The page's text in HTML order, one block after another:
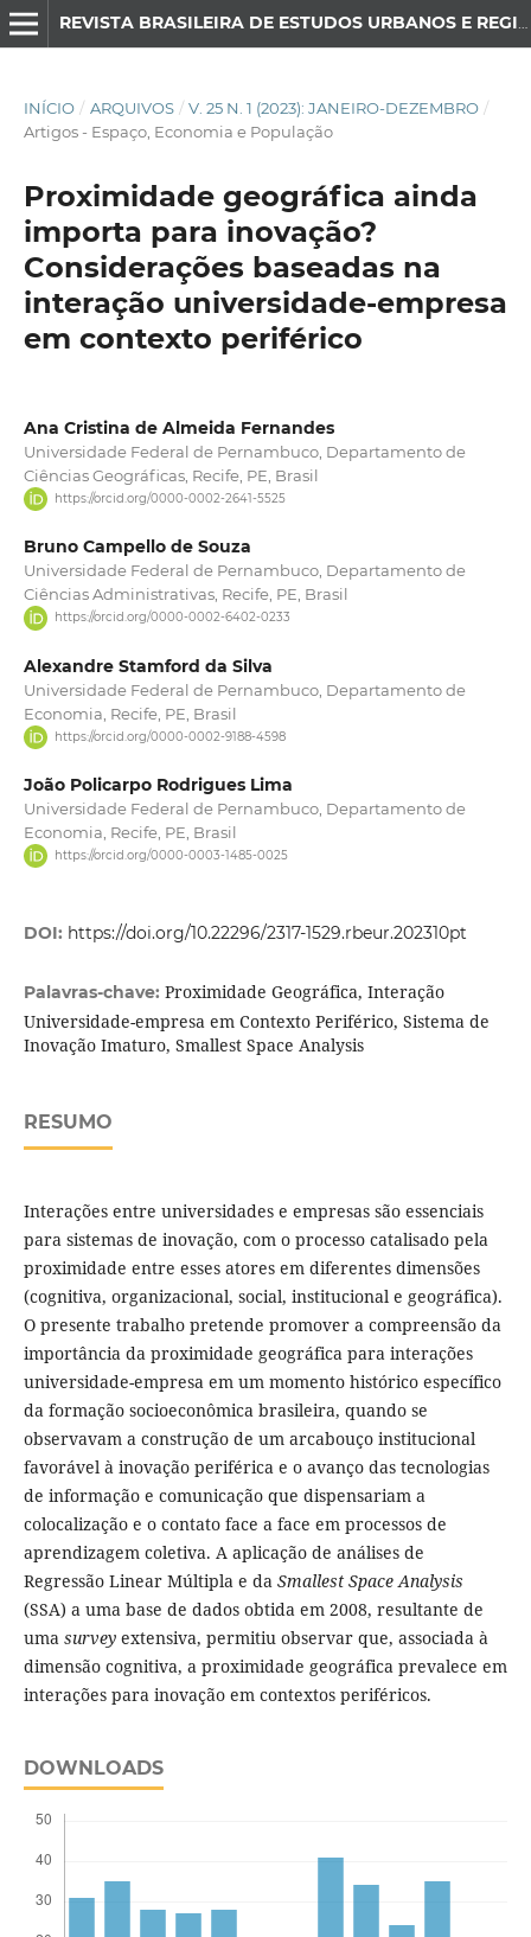
INÍCIO / ARQUIVOS / V. 25 N. 1 (2023): JANEIRO-DEZEMBRO /
Artigos - Espaço, Economia e População
Proximidade geográfica ainda
importa para inovação?
Considerações baseadas na
interação universidade-empresa
em contexto periférico
Ana Cristina de Almeida Fernandes
Universidade Federal de Pernambuco, Departamento de
Ciências Geográficas, Recife, PE, Brasil
https://orcid.org/0000-0002-2641-5525
Bruno Campello de Souza
Universidade Federal de Pernambuco, Departamento de
Ciências Administrativas, Recife, PE, Brasil
https://orcid.org/0000-0002-6402-0233
Alexandre Stamford da Silva
Universidade Federal de Pernambuco, Departamento de
Economia, Recife, PE, Brasil
https://orcid.org/0000-0002-9188-4598
João Policarpo Rodrigues Lima
Universidade Federal de Pernambuco, Departamento de
Economia, Recife, PE, Brasil
https://orcid.org/0000-0003-1485-0025
DOI: https://doi.org/10.22296/2317-1529.rbeur.202310pt
Palavras-chave: Proximidade Geográfica, Interação
Universidade-empresa em Contexto Periférico, Sistema de
Inovação Imaturo, Smallest Space Analysis
RESUMO
Interações entre universidades e empresas são essenciais
para sistemas de inovação, com o processo catalisado pela
proximidade entre esses atores em diferentes dimensões
(cognitiva, organizacional, social, institucional e geográfica).
O presente trabalho pretende promover a compreensão da
importância da proximidade geográfica para interações
universidade-empresa em um momento histórico específico
da formação socioeconômica brasileira, quando se
observavam a construção de um arcabouço institucional
favorável à inovação periférica e o avanço das tecnologias
de informação e comunicação que dispensariam a
colocalização e o contato face a face em processos de
aprendizagem coletiva. A aplicação de análises de
Regressão Linear Múltipla e da Smallest Space Analysis
(SSA) a uma base de dados obtida em 2008, resultante de
uma surveyextensiva, permitiu observar que, associada à
dimensão cognitiva, a proximidade geográfica prevalece em
interações para inovação em contextos periféricos.
DOWNLOADS